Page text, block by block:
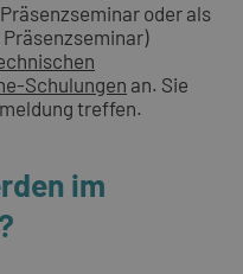
oder als
Schulungen an. Sie
treffen.
im